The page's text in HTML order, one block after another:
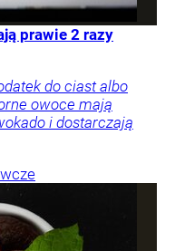
prawie 2 razy
do ciast albo
owoce mają
i dostarczają